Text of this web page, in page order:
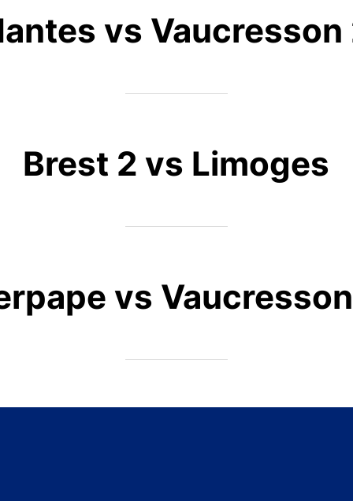
vs Vaucresson
Brest 2 vs Limoges
vs